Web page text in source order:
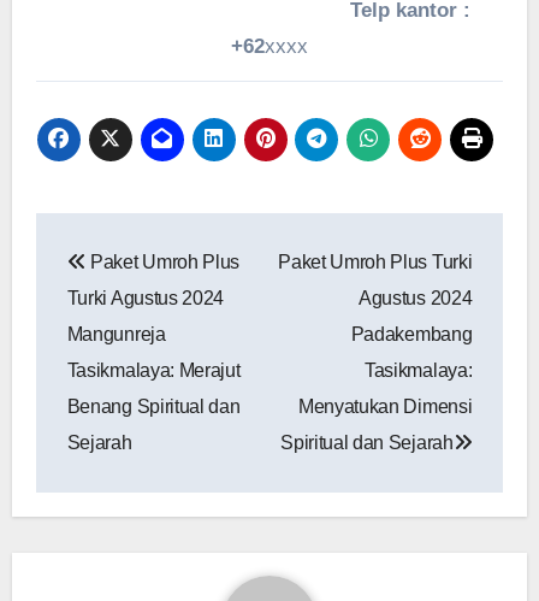
Telp kantor :
+62xxxx
pos
Paket Umroh Plus
Turki Agustus 2024
Mangunreja
Tasikmalaya: Merajut
Benang Spiritual dan
Sejarah
Paket Umroh Plus Turki
Agustus 2024
Padakembang
Tasikmalaya:
Menyatukan Dimensi
Spiritual dan Sejarah